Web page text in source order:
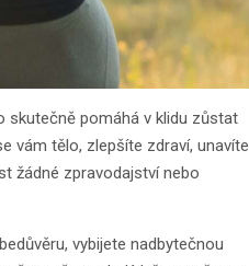
skutečně pomáhá v klidu zůstat
vám tělo, zlepšíte zdraví, unavíte
žádné zpravodajství nebo
vybijete nadbytečnou